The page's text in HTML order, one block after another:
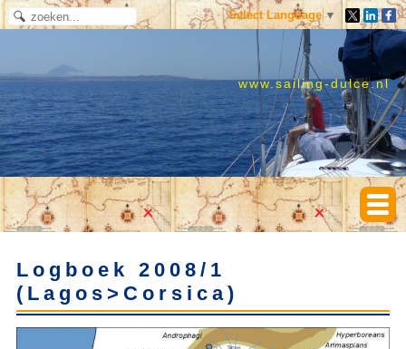
Select Language ▼
www.sailing-dulce.nl
Logboek 2008/1
(Lagos>Corsica)